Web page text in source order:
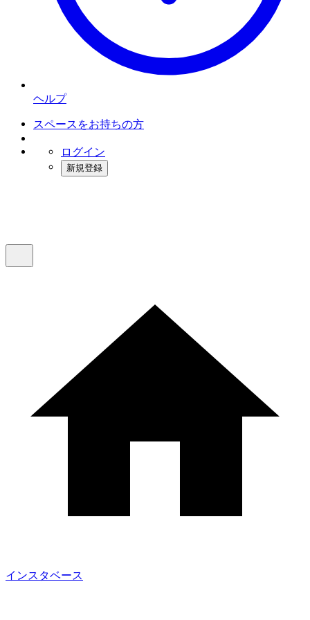
ヘルプ
スペースをお持ちの方
ログイン
新規登録
インスタベース